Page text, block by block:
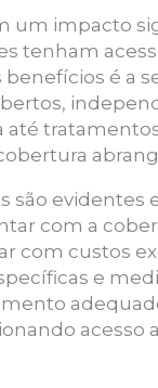
um impacto
tenham
é a
são
com a
com custos
e
acesso